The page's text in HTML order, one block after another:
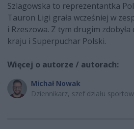
Szlagowska to reprezentantka
Tauron Ligi grała wcześniej w
i Rzeszowa. Z tym drugim
kraju i Superpuchar Polski.
Więcej o autorze / autorach:
Michał Nowak
Dziennikarz, szef działu